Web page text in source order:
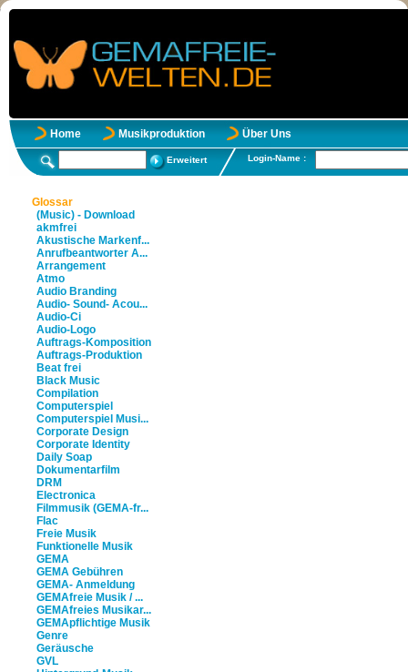
Home Musikproduktion Über Uns
Erweitert Login-Name :
Glossar
(Music) - Download
akmfrei
Akustische Markenf...
Anrufbeantworter A...
Arrangement
Atmo
Audio Branding
Audio- Sound- Acou...
Audio-Ci
Audio-Logo
Auftrags-Komposition
Auftrags-Produktion
Beat frei
Black Music
Compilation
Computerspiel
Computerspiel Musi...
Corporate Design
Corporate Identity
Daily Soap
Dokumentarfilm
DRM
Electronica
Filmmusik (GEMA-fr...
Flac
Freie Musik
Funktionelle Musik
GEMA
GEMA Gebühren
GEMA- Anmeldung
GEMAfreie Musik / ...
GEMAfreies Musikar...
GEMApflichtige Musik
Genre
Geräusche
GVL